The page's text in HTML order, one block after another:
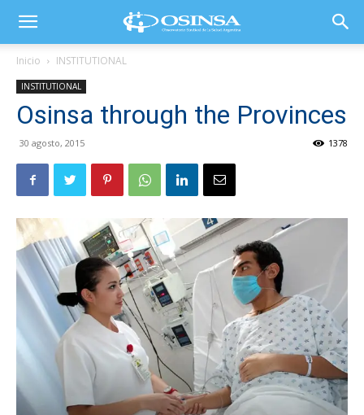
Inicio INSTITUTIONAL
INSTITUTIONAL
Osinsa through the Provinces
30 agosto, 2015 1378